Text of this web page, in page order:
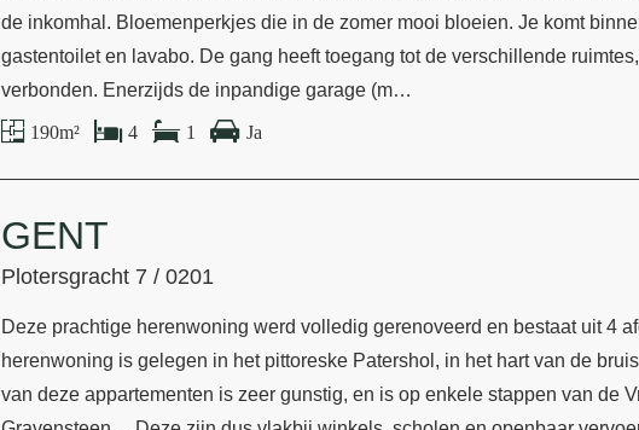
de inkomhal. Bloemenperkjes die in de zomer mooi bloeien. Je komt
gastentoilet en lavabo. De gang heeft toegang tot de verschillende
verbonden. Enerzijds de inpandige garage (m…
190 m² 4 1 Ja
GENT
Plotersgracht 7 / 0201
Deze prachtige herenwoning werd volledig gerenoveerd en bestaat uit 4
herenwoning is gelegen in het pittoreske Patershol, in het hart van de
van deze appartementen is zeer gunstig, en is op enkele stappen van de